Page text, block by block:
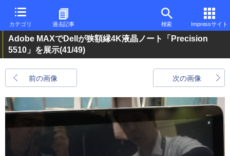
カテゴリ 過去記事 検索 Impressサイト
Adobe MAXでDellが狭額縁4K液晶ノート「Precision
5510」を展示(41/49)
前の画像 次の画像